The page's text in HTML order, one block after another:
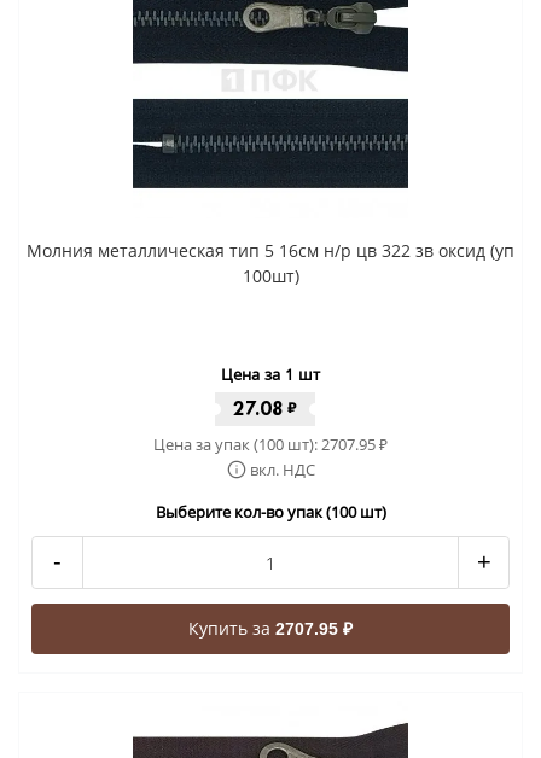
Молния металлическая тип 5 16см н/р цв 322 зв оксид (уп
100шт)
Цена за 1 шт
27.08 ₽
Цена за упак (100 шт):2707.95₽
вкл. НДС
Выберите кол-во упак (100 шт)
- +
Купить за 2707.95 ₽